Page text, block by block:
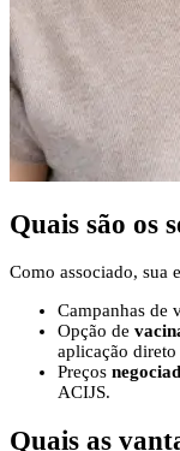
Quais são os
Como associado, sua
Campanhas de
Opção de
aplicação direto
Preços
ACIJS.
Quais as